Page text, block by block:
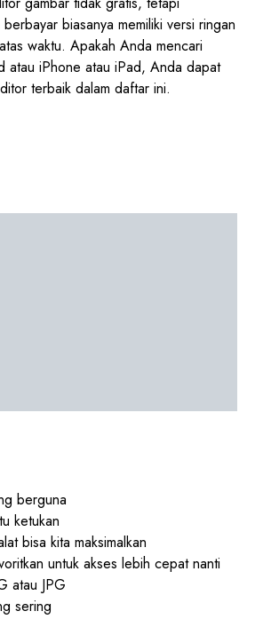
biasanya memiliki versi ringan
waktu. Apakah Anda mencari
atau iPhone atau iPad, Anda dapat
terbaik dalam daftar ini.
berguna
ketukan
bisa kita maksimalkan
untuk akses lebih cepat nanti
atau JPG
sering